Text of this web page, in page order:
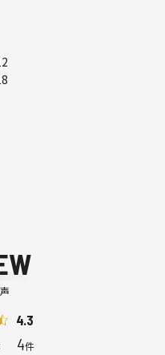
4.3
4件